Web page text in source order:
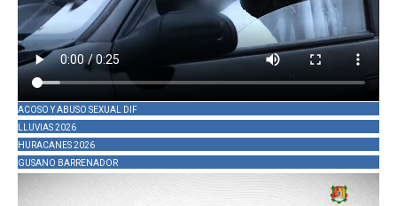
ACOSO Y ABUSO SEXUAL DIF
LLUVIAS 2026
HURACANES 2026
GUSANO BARRENADOR